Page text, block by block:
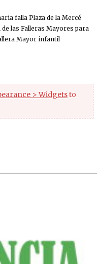
falla Plaza de la Mercé
las Falleras Mayores para
Mayor infantil
> Widgetsto